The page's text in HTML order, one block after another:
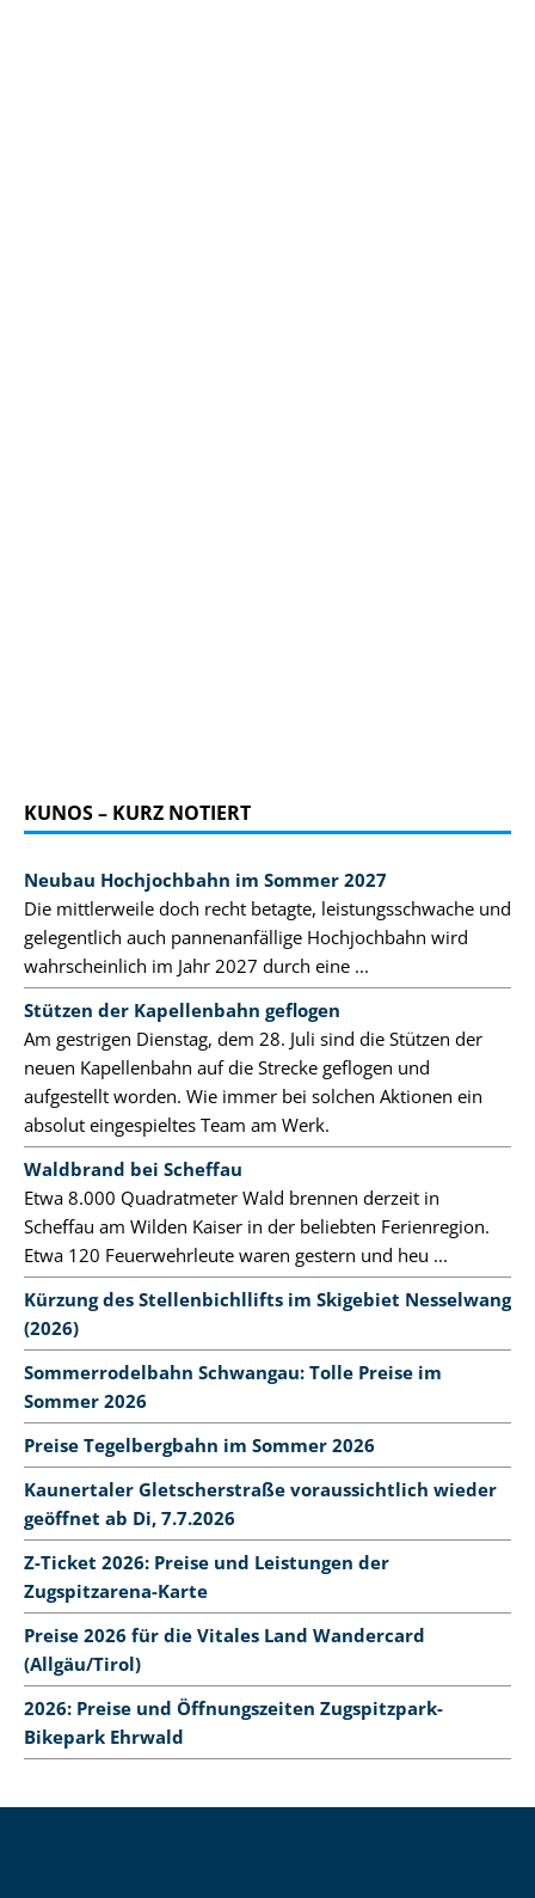
KUNOS – KURZ NOTIERT
Neubau Hochjochbahn im Sommer 2027
Die mittlerweile doch recht betagte, leistungsschwache und
gelegentlich auch pannenanfällige Hochjochbahn wird
wahrscheinlich im Jahr 2027 durch eine ...
Stützen der Kapellenbahn geflogen
Am gestrigen Dienstag, dem 28. Juli sind die Stützen der
neuen Kapellenbahn auf die Strecke geflogen und
aufgestellt worden. Wie immer bei solchen Aktionen ein
absolut eingespieltes Team am Werk.
Waldbrand bei Scheffau
Etwa 8.000 Quadratmeter Wald brennen derzeit in
Scheffau am Wilden Kaiser in der beliebten Ferienregion.
Etwa 120 Feuerwehrleute waren gestern und heu ...
Kürzung des Stellenbichllifts im Skigebiet Nesselwang
(2026)
Sommerrodelbahn Schwangau: Tolle Preise im
Sommer 2026
Preise Tegelbergbahn im Sommer 2026
Kaunertaler Gletscherstraße voraussichtlich wieder
geöffnet ab Di, 7.7.2026
Z-Ticket 2026: Preise und Leistungen der
Zugspitzarena-Karte
Preise 2026 für die Vitales Land Wandercard
(Allgäu/Tirol)
2026: Preise und Öffnungszeiten Zugspitzpark-
Bikepark Ehrwald